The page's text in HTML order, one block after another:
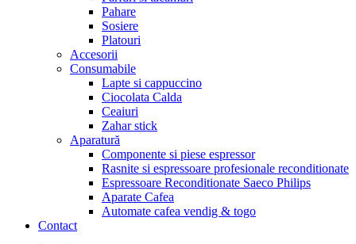
Pahare
Sosiere
Platouri
Accesorii
Consumabile
Lapte si cappuccino
Ciocolata Calda
Ceaiuri
Zahar stick
Aparatură
Componente si piese espressor
Rasnite si espressoare profesionale reconditionate
Espressoare Reconditionate Saeco Philips
Aparate Cafea
Automate cafea vendig & togo
Contact